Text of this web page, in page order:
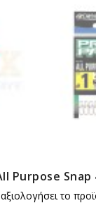
Purpose Snap
το